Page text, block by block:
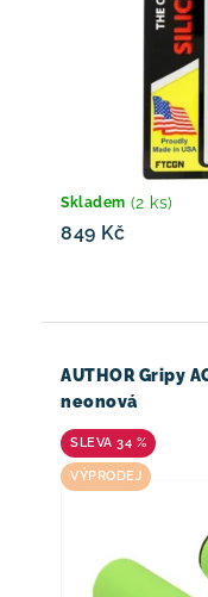
Skladem (2 ks)
849 Kč
AUTHOR Gripy
neonová
34 %
VÝPRODEJ